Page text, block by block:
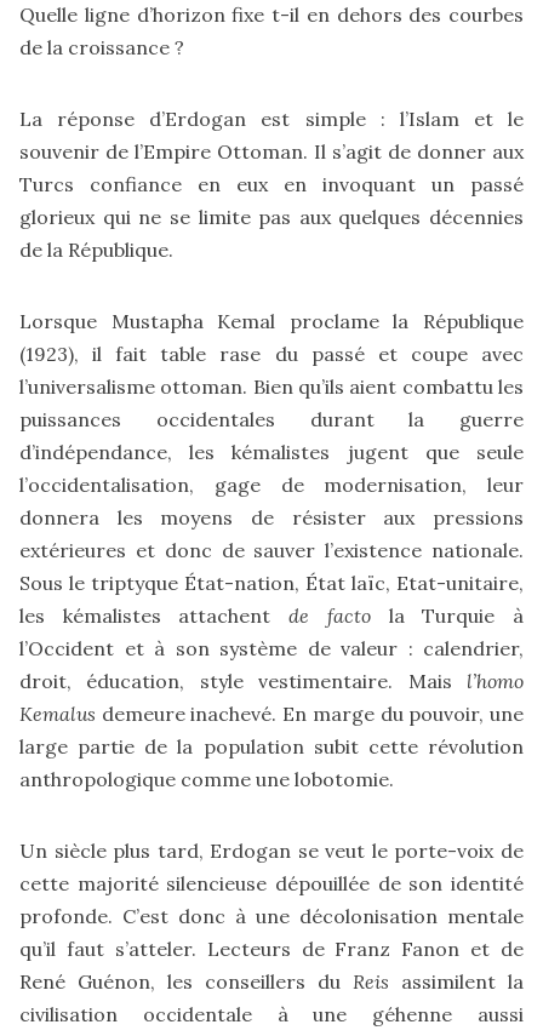
Quelle ligne d’horizon fixe t-il en dehors des courbes
de la croissance ?
La réponse d’Erdogan est simple : l’Islam et le
souvenir de l’Empire Ottoman. Il s’agit de donner aux
Turcs confiance en eux en invoquant un passé
glorieux qui ne se limite pas aux quelques décennies
de la République.
Lorsque Mustapha Kemal proclame la République
(1923), il fait table rase du passé et coupe avec
l’universalisme ottoman. Bien qu’ils aient combattu les
puissances occidentales durant la guerre
d’indépendance, les kémalistes jugent que seule
l’occidentalisation, gage de modernisation, leur
donnera les moyens de résister aux pressions
extérieures et donc de sauver l’existence nationale.
Sous le triptyque État-nation, État laïc, Etat-unitaire,
les kémalistes attachentde factola Turquie à
l’Occident et à son système de valeur : calendrier,
droit, éducation, style vestimentaire. Mais l’homo
Kemalus demeure inachevé. En marge du pouvoir, une
large partie de la population subit cette révolution
anthropologique comme une lobotomie.
Un siècle plus tard, Erdogan se veut le porte-voix de
cette majorité silencieuse dépouillée de son identité
profonde. C’est donc à une décolonisation mentale
qu’il faut s’atteler. Lecteurs de Franz Fanon et de
René Guénon, les conseillers du Reis assimilent la
civilisation occidentale à une géhenne aussi